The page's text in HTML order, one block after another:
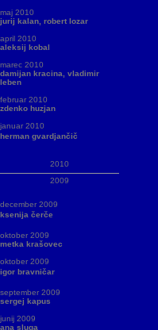
maj 2010
jurij kalan, robert lozar
april 2010
aleksij kobal
marec 2010
damijan kracina, vladimir
leben
februar 2010
zdenko huzjan
januar 2010
herman gvardjančič
2010
2009
december 2009
ksenija čerče
oktober 2009
metka krašovec
oktober 2009
igor bravničar
september 2009
sergej kapus
junij 2009
ana sluga